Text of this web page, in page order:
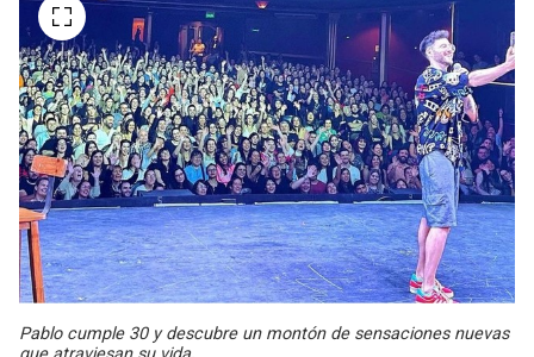
Pablo cumple 30 y descubre un montón de sensaciones nuevas